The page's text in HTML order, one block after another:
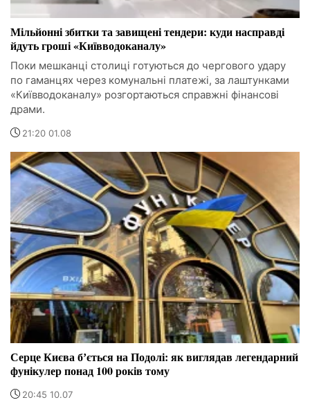
Мільйонні збитки та завищені тендери: куди насправді
йдуть гроші «Київводоканалу»
Поки мешканці столиці готуються до чергового удару
по гаманцях через комунальні платежі, за лаштунками
«Київводоканалу» розгортаються справжні фінансові
драми.
21:20 01.08
Серце Києва бʼється на Подолі: як виглядав легендарний
фунікулер понад 100 років тому
20:45 10.07